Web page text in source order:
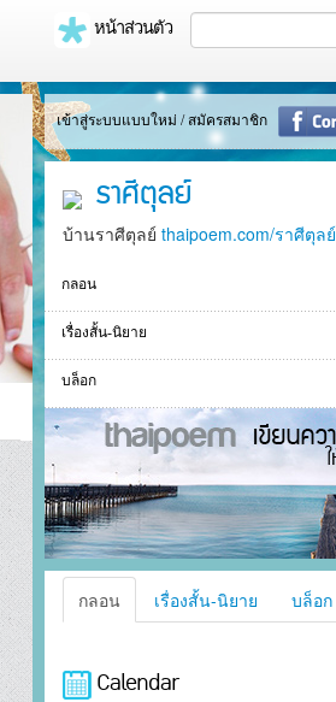
หน้าส่วนตัว
เข้าสู่ระบบแบบใหม่ / สมัครสมาชิก
ราศีตุลย์
บ้านราศีตุลย์ thaipoem.com/ราศีตุลย์
กลอน
เรื่องสั้น-นิยาย
บล็อก
กลอน เรื่องสั้น-นิยาย บล็อก
Calendar